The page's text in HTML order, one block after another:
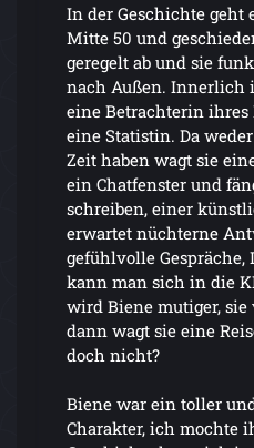
In der Geschichte geht
Mitte 50 und
geregelt ab und sie
nach Außen. Innerlich
eine Betrachterin ihres
eine Statistin. Da
Zeit haben wagt sie
ein Chatfenster und
schreiben, einer
erwartet nüchterne
gefühlvolle Gespräche,
kann man sich in die
wird Biene mutiger,
dann wagt sie eine
doch nicht?
Biene war ein toller
Charakter, ich mochte